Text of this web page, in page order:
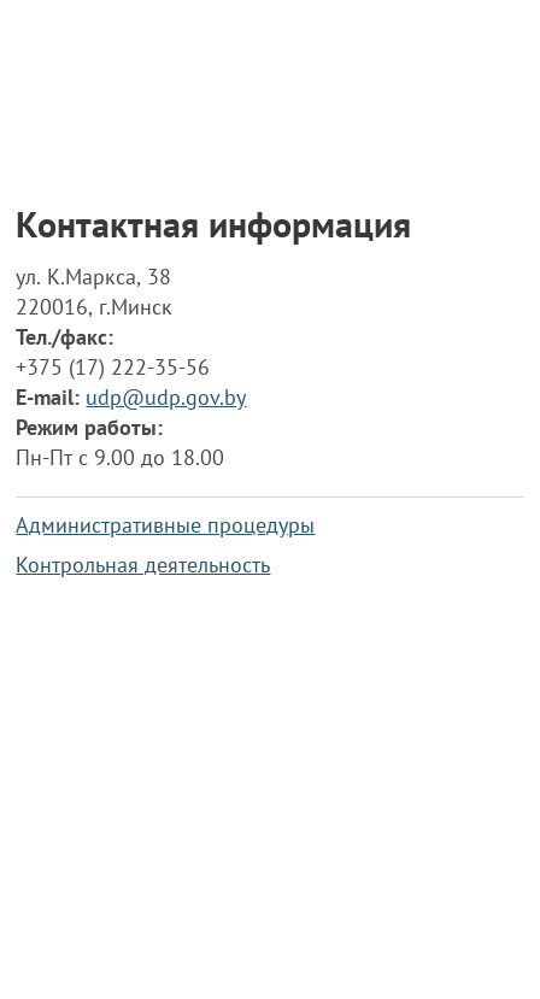
Контактная информация
ул. К.Маркса, 38
220016, г.Минск
Тел./факс:
+375 (17) 222-35-56
E-mail: udp@udp.gov.by
Режим работы:
Пн-Пт с 9.00 до 18.00
Административные процедуры
Контрольная деятельность